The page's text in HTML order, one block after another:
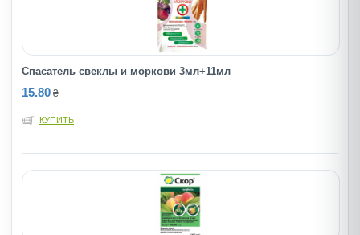
Спасатель свеклы и моркови 3мл+11мл
15.80 ₴
КУПИТЬ